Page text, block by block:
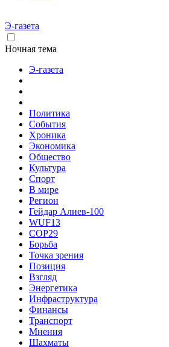
Э-газета
Ночная тема
Э-газета
Политика
События
Хроника
Экономика
Общество
Культура
Спорт
В мире
Регион
Гейдар Алиев-100
WUF13
COP29
Борьба
Точка зрения
Позиция
Взгляд
Энергетика
Инфраструктура
Финансы
Транспорт
Мнения
Шахматы